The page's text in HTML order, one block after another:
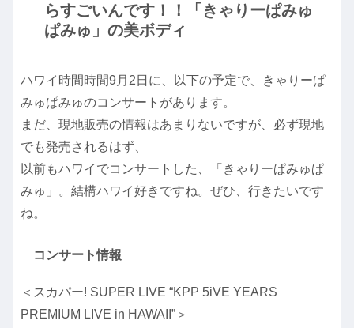
らすごいんです！！「きゃりーぱみゅ
ぱみゅ」の美ボディ
ハワイ時間時間9月2日に、以下の予定で、きゃりーぱ
みゅぱみゅのコンサートがあります。
まだ、現地販売の情報はあまりないですが、必ず現地
でも発売されるはず、
以前もハワイでコンサートした、「きゃりーぱみゅぱ
みゅ」。結構ハワイ好きですね。ぜひ、行きたいです
ね。
コンサート情報
＜スカパー! SUPER LIVE “KPP 5iVE YEARS
PREMIUM LIVE in HAWAII”＞